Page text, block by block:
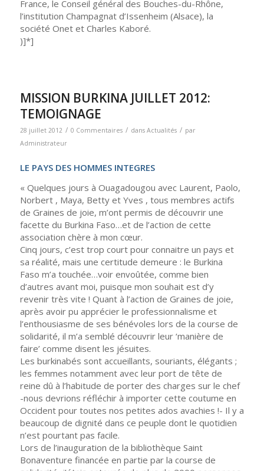
France, le Conseil général des Bouches-du-Rhône,
l’institution Champagnat d’Issenheim (Alsace), la
société Onet et Charles Kaboré.
)]*]
MISSION BURKINA JUILLET 2012:
TEMOIGNAGE
28 juillet 2012 / 0 Commentaires / dans Actualités / par
Administrateur
LE PAYS DES HOMMES INTEGRES
« Quelques jours à Ouagadougou avec Laurent, Paolo,
Norbert , Maya, Betty et Yves , tous membres actifs
de Graines de joie, m’ont permis de découvrir une
facette du Burkina Faso…et de l’action de cette
association chère à mon cœur.
Cinq jours, c’est trop court pour connaitre un pays et
sa réalité, mais une certitude demeure : le Burkina
Faso m’a touchée…voir envoûtée, comme bien
d’autres avant moi, puisque mon souhait est d’y
revenir très vite ! Quant à l’action de Graines de joie,
après avoir pu apprécier le professionnalisme et
l’enthousiasme de ses bénévoles lors de la course de
solidarité, il m’a semblé découvrir leur ‘manière de
faire’ comme disent les jésuites.
Les burkinabés sont accueillants, souriants, élégants ;
les femmes notamment avec leur port de tête de
reine dû à l’habitude de porter des charges sur le chef
-nous devrions réfléchir à importer cette coutume en
Occident pour toutes nos petites ados avachies !- Il y a
beaucoup de dignité dans ce peuple dont le quotidien
n’est pourtant pas facile.
Lors de l’inauguration de la bibliothèque Saint
Bonaventure financée en partie par la course de